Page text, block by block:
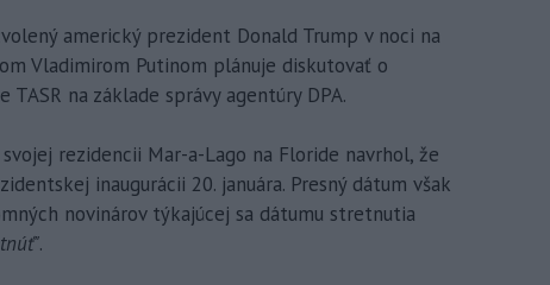
americký prezident Donald Trump v noci na
Vladimirom Putinom plánuje diskutovať o
na základe správy agentúry DPA.
rezidencii Mar-a-Lago na Floride navrhol, že
inaugurácii 20. januára. Presný dátum však
novinárov týkajúcej sa dátumu stretnutia
.